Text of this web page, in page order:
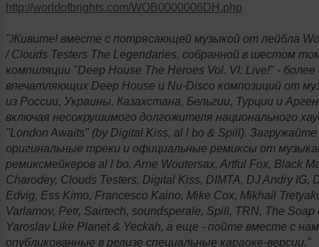
http://worldofbrights.com/WOB0000006DH.php
"Живите! вместе с потрясающей музыкой от лейбла
/ Clouds Testers The Legendaries, собранной в шестом
компиляции "Deep House The Heroes Vol. VI: Live!" - более
впечатляющих Deep House и Nu-Disco композиций от
из России, Украины, Казахстана, Бельгии, Турции и
включая несокрушимого долгожителя национального
"London Awaits" (by Digital Kiss, al l bo & Spill). Загружайте
оригинальные треки и официальные ремиксы от
ремиксмейкеров al l bo, Arne Woutersax, Artful Fox, Black
Charodey, Clouds Testers, Digital Kiss, DIMTA, DJ Andry IG,
Edvig, Ess Kimo, Francesco Kaino, Mike Cox, Mikhail
Varlamov, Petr, Sairtech, soundsperale, Spill, TRN, The Soap
Yaroslav Like Planet & Yeckah, а еще - пойте вместе с
опубликованные в релизе специальные караоке-версии."